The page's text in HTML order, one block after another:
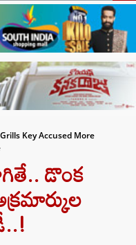
Key Accused More
డొంక